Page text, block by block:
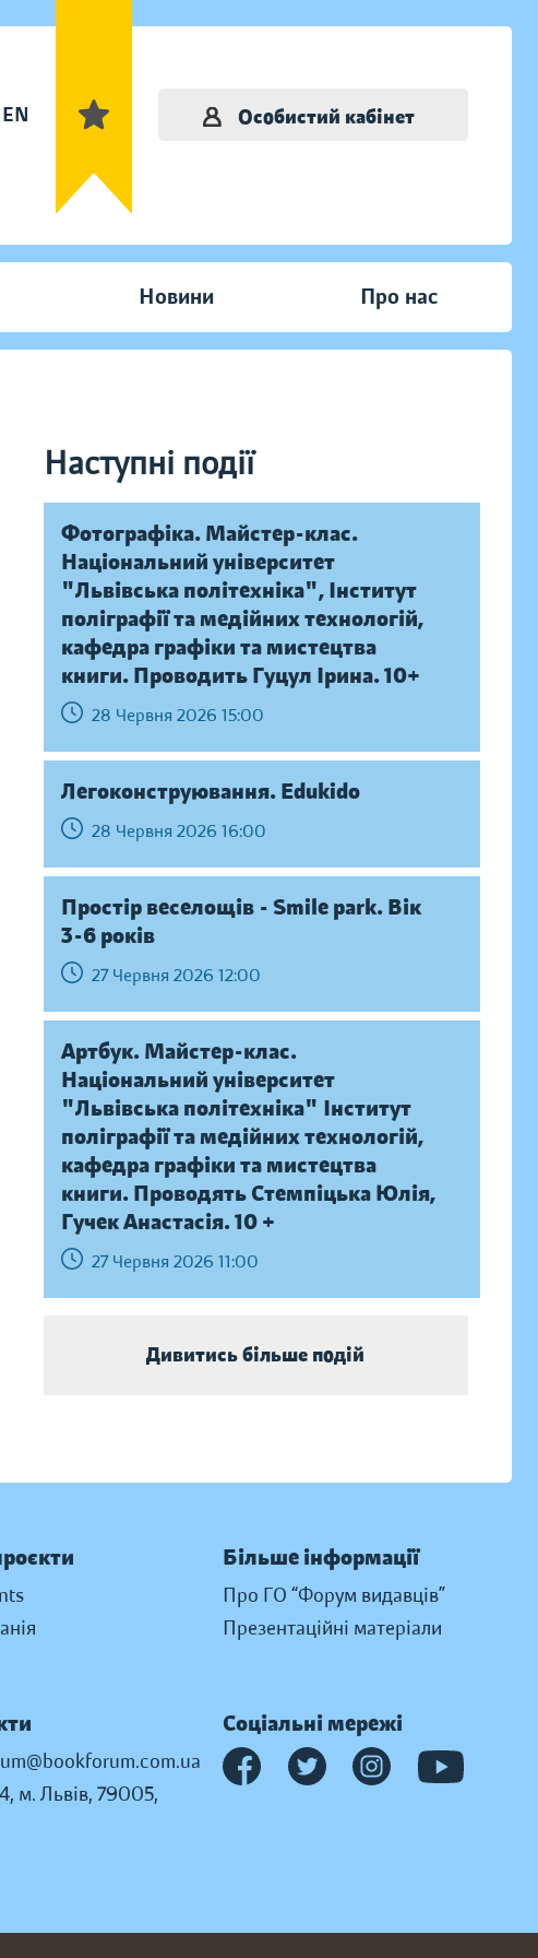
EN Особистий кабінет
Новини Про нас
Наступні події
Фотографіка. Майстер-клас.
Національний університет
"Львівська політехніка", Інститут
поліграфії та медійних технологій,
кафедра графіки та мистецтва
книги. Проводить Гуцул Ірина. 10+
28 Червня 2026 15:00
Легоконструювання. Edukido
28 Червня 2026 16:00
Простір веселощів - Smile park. Вік
3-6 років
27 Червня 2026 12:00
Артбук. Майстер-клас.
Національний університет
"Львівська політехніка" Інститут
поліграфії та медійних технологій,
кафедра графіки та мистецтва
книги. Проводять Стемпіцька Юлія,
Гучек Анастасія. 10 +
27 Червня 2026 11:00
Дивитись більше подій
Більше інформації
Про ГО “Форум видавців”
Презентаційні матеріали
м. Львів, 79005,
Соціальні мережі